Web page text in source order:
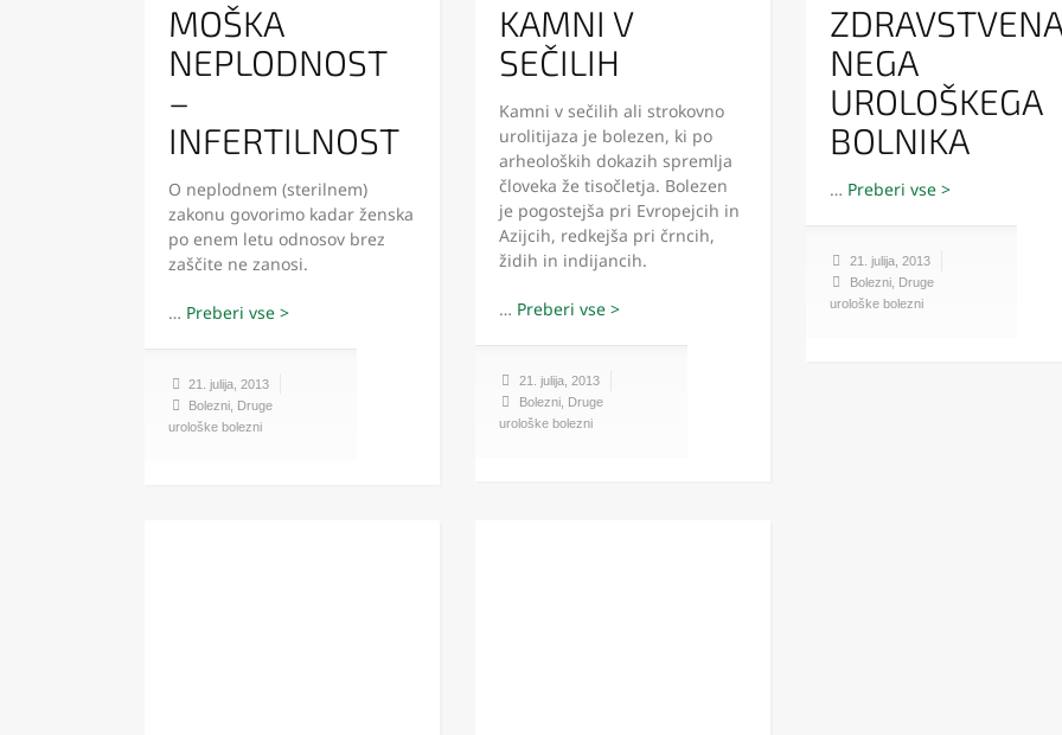
MOŠKA
NEPLODNOST
–
INFERTILNOST
O neplodnem (sterilnem)
zakonu govorimo kadar ženska
po enem letu odnosov brez
zaščite ne zanosi.
…
21. julija, 2013
Bolezni, Druge
urološke bolezni
KAMNI V
SEČILIH
Kamni v sečilih ali strokovno
urolitijaza je bolezen, ki po
arheoloških dokazih spremlja
človeka že tisočletja. Bolezen
je pogostejša pri Evropejcih in
Azijcih, redkejša pri črncih,
židih in indijancih.
…
21. julija, 2013
Bolezni, Druge
urološke bolezni
ZDRAVSTVENA
NEGA
UROLOŠKEGA
BOLNIKA
…
21. julija, 2013
Bolezni, Druge
urološke bolezni